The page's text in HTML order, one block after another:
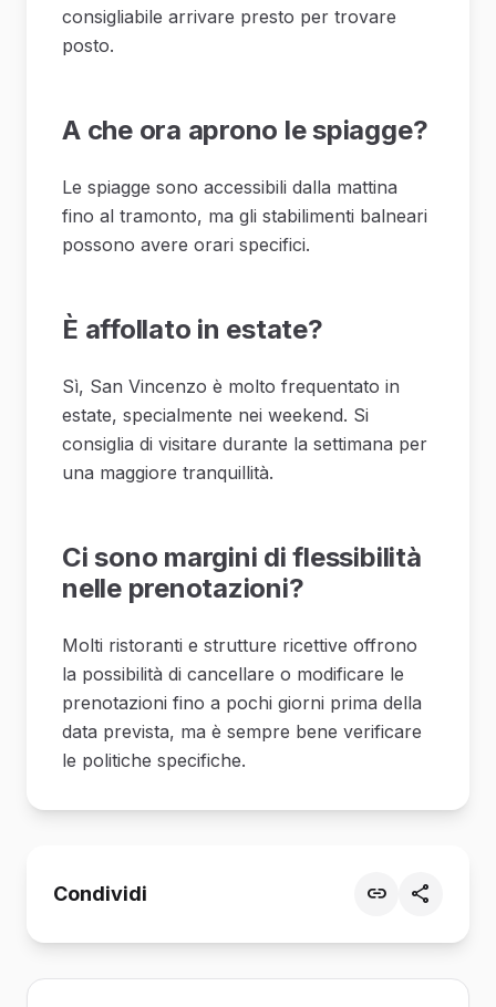
consigliabile arrivare presto per trovare
posto.
A che ora aprono le spiagge?
Le spiagge sono accessibili dalla mattina
fino al tramonto, ma gli stabilimenti balneari
possono avere orari specifici.
È affollato in estate?
Sì, San Vincenzo è molto frequentato in
estate, specialmente nei weekend. Si
consiglia di visitare durante la settimana per
una maggiore tranquillità.
Ci sono margini di flessibilità
nelle prenotazioni?
Molti ristoranti e strutture ricettive offrono
la possibilità di cancellare o modificare le
prenotazioni fino a pochi giorni prima della
data prevista, ma è sempre bene verificare
le politiche specifiche.
Condividi